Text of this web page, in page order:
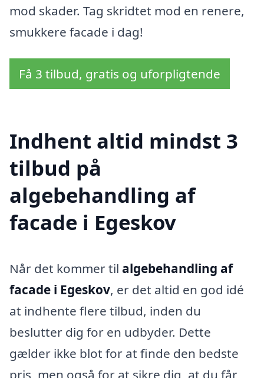
mod skader. Tag skridtet mod en renere,
smukkere facade i dag!
Få 3 tilbud, gratis og uforpligtende
Indhent altid mindst 3
tilbud på
algebehandling af
facade i Egeskov
Når det kommer til algebehandling af
facade i Egeskov, er det altid en god idé
at indhente flere tilbud, inden du
beslutter dig for en udbyder. Dette
gælder ikke blot for at finde den bedste
pris, men også for at sikre dig, at du får